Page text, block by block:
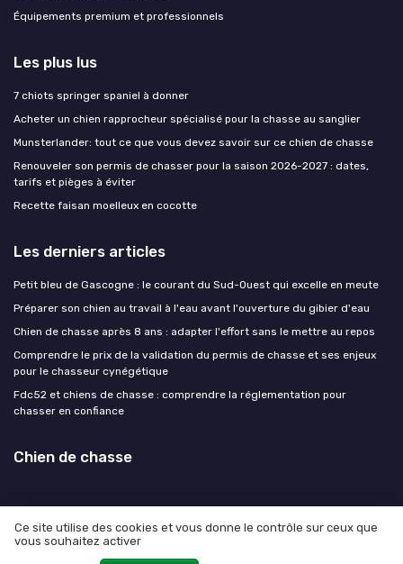
Équipements premium et professionnels
Les plus lus
7 chiots springer spaniel à donner
Acheter un chien rapprocheur spécialisé pour la chasse au sanglier
Munsterlander: tout ce que vous devez savoir sur ce chien de chasse
Renouveler son permis de chasser pour la saison 2026-2027 : dates,
tarifs et pièges à éviter
Recette faisan moelleux en cocotte
Les derniers articles
Petit bleu de Gascogne : le courant du Sud-Ouest qui excelle en meute
Préparer son chien au travail à l'eau avant l'ouverture du gibier d'eau
Chien de chasse après 8 ans : adapter l'effort sans le mettre au repos
Comprendre le prix de la validation du permis de chasse et ses enjeux
pour le chasseur cynégétique
Fdc52 et chiens de chasse : comprendre la réglementation pour
chasser en confiance
Chien de chasse
Mentions légales
Ce site utilise des cookies et vous donne le contrôle sur ceux que
vous souhaitez activer